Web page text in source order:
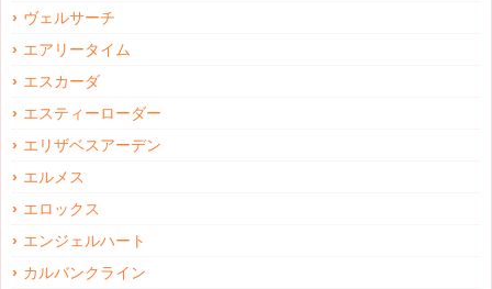
ヴェルサーチ
エアリータイム
エスカーダ
エスティーローダー
エリザベスアーデン
エルメス
エロックス
エンジェルハート
カルバンクライン